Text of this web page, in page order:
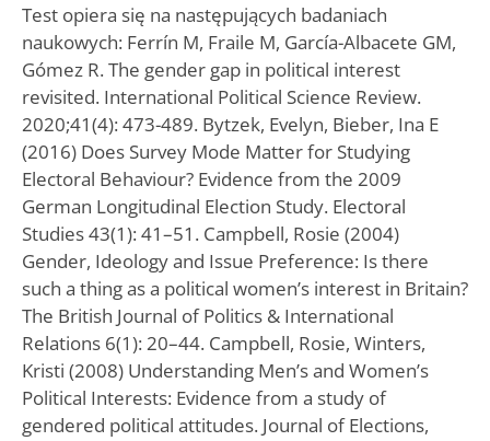
Test opiera się na następujących badaniach
naukowych: Ferrín M, Fraile M, García-Albacete GM,
Gómez R. The gender gap in political interest
revisited. International Political Science Review.
2020;41(4): 473-489. Bytzek, Evelyn, Bieber, Ina E
(2016) Does Survey Mode Matter for Studying
Electoral Behaviour? Evidence from the 2009
German Longitudinal Election Study. Electoral
Studies 43(1): 41–51. Campbell, Rosie (2004)
Gender, Ideology and Issue Preference: Is there
such a thing as a political women’s interest in Britain?
The British Journal of Politics & International
Relations 6(1): 20–44. Campbell, Rosie, Winters,
Kristi (2008) Understanding Men’s and Women’s
Political Interests: Evidence from a study of
gendered political attitudes. Journal of Elections,